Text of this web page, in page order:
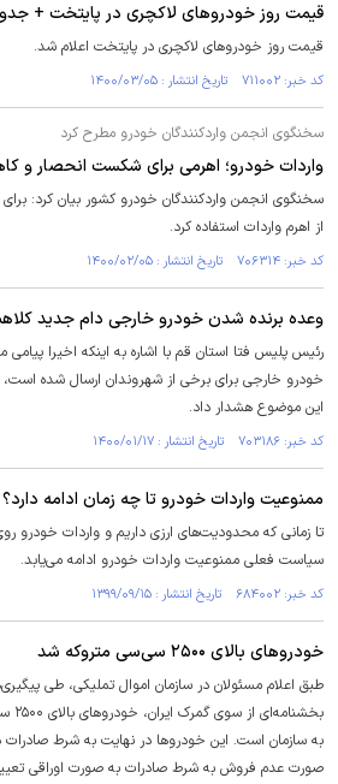
قیمت روز خودروهای لاکچری در پایتخت +
قیمت روز خودروهای لاکچری در پایتخت اعلام شد.
کد خبر: ۷۱۱۰۰۲ تاریخ انتشار : ۱۴۰۰/۰۳/۰۵
سخنگوی انجمن واردکنندگان خودرو مطرح کرد
واردات خودرو؛ اهرمی برای شکست انحصار و
سخنگوی انجمن واردکنندگان خودرو کشور بیان کرد:
از اهرم واردات استفاده کرد.
کد خبر: ۷۰۶۳۱۴ تاریخ انتشار : ۱۴۰۰/۰۲/۰۵
وعده برنده شدن خودرو خارجی دام جدید
رئیس پلیس فتا استان قم با اشاره به اینکه اخیرا
خودرو خارجی برای برخی از شهروندان ارسال شده است،
این موضوع هشدار داد.
کد خبر: ۷۰۳۱۸۶ تاریخ انتشار : ۱۴۰۰/۰۱/۱۷
ممنوعیت واردات خودرو تا چه زمان ادامه دارد؟
تا زمانی که محدودیت‌های ارزی داریم و واردات خودرو
سیاست فعلی ممنوعیت واردات خودرو ادامه می‌یابد.
کد خبر: ۶۸۴۰۰۲ تاریخ انتشار : ۱۳۹۹/۰۹/۱۵
خودروهای بالای ۲۵۰۰ سی‌سی متروکه شد
طبق اعلام مسئولان در سازمان اموال تملیکی، طی
به سازمان است. این خودروها در نهایت به شرط
صورت عدم فروش به شرط صادرات به صورت اوراقی